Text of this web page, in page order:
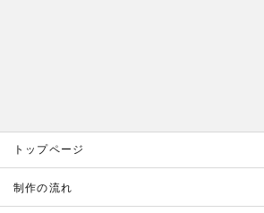
トップページ
制作の流れ